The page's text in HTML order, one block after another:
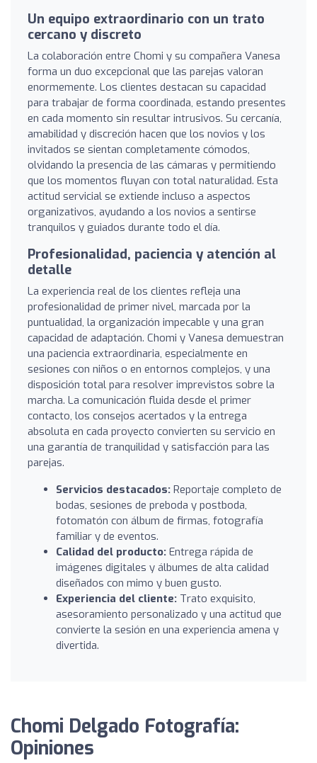
Un equipo extraordinario con un trato
cercano y discreto
La colaboración entre Chomi y su compañera Vanesa
forma un duo excepcional que las parejas valoran
enormemente. Los clientes destacan su capacidad
para trabajar de forma coordinada, estando presentes
en cada momento sin resultar intrusivos. Su cercanía,
amabilidad y discreción hacen que los novios y los
invitados se sientan completamente cómodos,
olvidando la presencia de las cámaras y permitiendo
que los momentos fluyan con total naturalidad. Esta
actitud servicial se extiende incluso a aspectos
organizativos, ayudando a los novios a sentirse
tranquilos y guiados durante todo el día.
Profesionalidad, paciencia y atención al
detalle
La experiencia real de los clientes refleja una
profesionalidad de primer nivel, marcada por la
puntualidad, la organización impecable y una gran
capacidad de adaptación. Chomi y Vanesa demuestran
una paciencia extraordinaria, especialmente en
sesiones con niños o en entornos complejos, y una
disposición total para resolver imprevistos sobre la
marcha. La comunicación fluida desde el primer
contacto, los consejos acertados y la entrega
absoluta en cada proyecto convierten su servicio en
una garantía de tranquilidad y satisfacción para las
parejas.
Servicios destacados: Reportaje completo de
bodas, sesiones de preboda y postboda,
fotomatón con álbum de firmas, fotografía
familiar y de eventos.
Calidad del producto: Entrega rápida de
imágenes digitales y álbumes de alta calidad
diseñados con mimo y buen gusto.
Experiencia del cliente: Trato exquisito,
asesoramiento personalizado y una actitud que
convierte la sesión en una experiencia amena y
divertida.
Chomi Delgado Fotografía:
Opiniones